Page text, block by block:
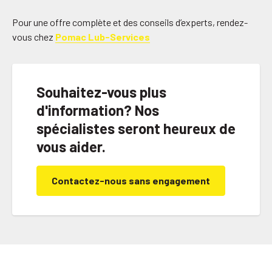
Pour une offre complète et des conseils d’experts, rendez-
vous chez Pomac Lub-Services
Souhaitez-vous plus
d'information? Nos
spécialistes seront heureux de
vous aider.
Contactez-nous sans engagement